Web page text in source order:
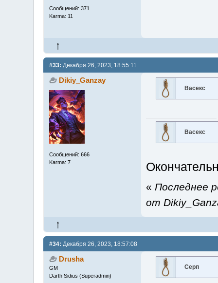
Сообщений: 371
Karma: 11
#33: Декабря 26, 2023, 18:55:11
Dikiy_Ganzay
Сообщений: 666
Karma: 7
Васекс
Васекс
« Последнее
от
#34: Декабря 26, 2023, 18:57:08
Drusha
GM
Darth Sidius (Superadmin)
Серп